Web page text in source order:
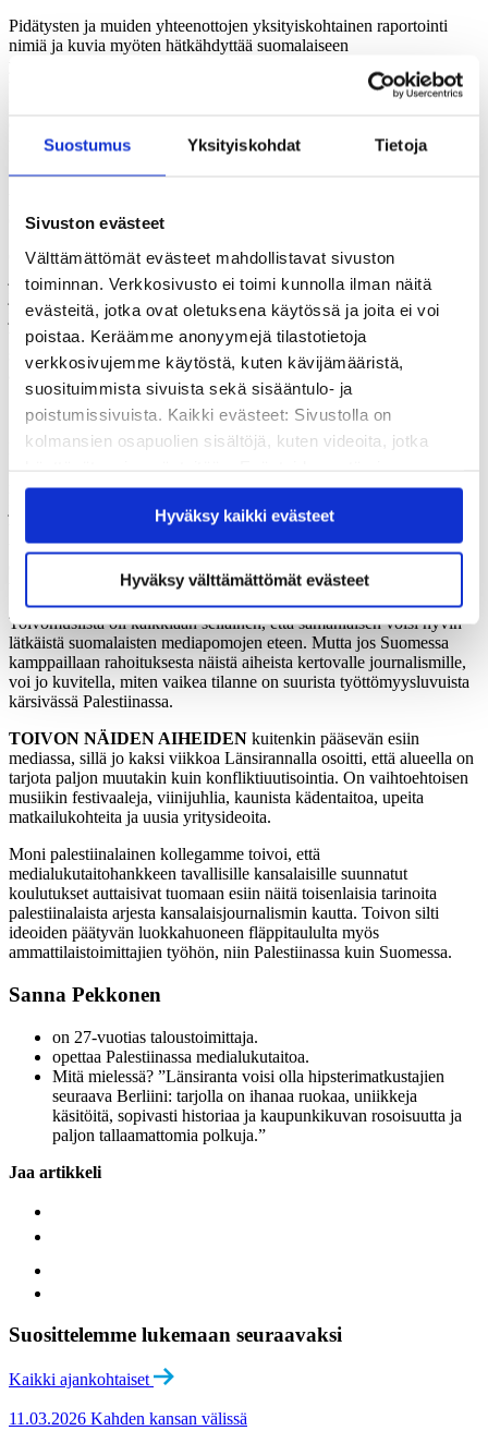
Suostumus Yksityiskohdat Tietoja
Sivuston evästeet
Välttämättömät evästeet mahdollistavat sivuston
toiminnan. Verkkosivusto ei toimi kunnolla ilman näitä
evästeitä, jotka ovat oletuksena käytössä ja joita ei voi
poistaa. Keräämme anonyymejä tilastotietoja
verkkosivujemme käytöstä, kuten kävijämääristä,
suosituimmista sivuista sekä sisääntulo- ja
poistumissivuista. Kaikki evästeet: Sivustolla on
kolmansien osapuolien sisältöjä, kuten videoita, jotka
saattaa estää näiden sisältöjen näkymisen.
Hyväksymällä kaikki evästeet varmistat, että kaikki
sisältö on käytettävissäsi.
Hyväksy kaikki evästeet
Hyväksy välttämättömät evästeet
Pidätysten ja muiden yhteenottojen yksityiskohtainen raportointi
nimiä ja kuvia myöten hätkähdyttää suomalaiseen
toimittajat ja media-ammattilaiset vastasivat ihmettelyyn ja kertoivat
pitävänsä tärkeänä esimerkiksi pidätysten ja ihmisoikeusrikkomusten
tiedettäisiin, kenestä on kyse – ja jotta kukaan ei varastaisi toisen
olisi silti muillekin uutisaiheille.
Olimme ideoineet suomalaisten vapaaehtoisten kanssa tehtävän,
jossa pyysimme palestiinalaisia toimittajia pohtimaan, millaisia
juttuja he haluaisivat nähdä lisää paikallisessa mediassa ja millaisilla
jutuilla he myisivät lehden naisille tai miehille. Etukäteen jännitin
vähän paikallisten suhtautumista tehtävänantoon, mutta tuloksena
syntyi pitkä lista aiheista laidasta laitaan ja paljon intoa uusiin
aiheisiin tarttumiseen.
Palestiinalaiset kertoivat haluavansa lisää juttuja esimerkiksi
matkailusta. Tarvetta olisi heidän mielestään myös menestystarinoille
ja lifestyle-journalismille, mutta toisaalta myös tutkivalle politiikan ja
talouden journalismille sekä tasa-arvokysymysten kriittiselle
tarkastelulle. Tehtävä herätti myös kiinnostavaa keskustelua
työmahdollisuuksista ulkomailla ja yllyttää jättämään kotimaan.
Toivomuslista oli kaikkiaan sellainen, että samanlaisen voisi hyvin
lätkäistä suomalaisten mediapomojen eteen. Mutta jos Suomessa
kamppaillaan rahoituksesta näistä aiheista kertovalle journalismille,
voi jo kuvitella, miten vaikea tilanne on suurista työttömyysluvuista
kärsivässä Palestiinassa.
TOIVON NÄIDEN AIHEIDEN kuitenkin pääsevän esiin
mediassa, sillä jo kaksi viikkoa Länsirannalla osoitti, että alueella on
tarjota paljon muutakin kuin konfliktiuutisointia. On vaihtoehtoisen
musiikin festivaaleja, viinijuhlia, kaunista kädentaitoa, upeita
matkailukohteita ja uusia yritysideoita.
Moni palestiinalainen kollegamme toivoi, että
medialukutaitohankkeen tavallisille kansalaisille suunnatut
koulutukset auttaisivat tuomaan esiin näitä toisenlaisia tarinoita
palestiinalaista arjesta kansalaisjournalismin kautta. Toivon silti
ideoiden päätyvän luokkahuoneen fläppitaululta myös
ammattilaistoimittajien työhön, niin Palestiinassa kuin Suomessa.
Sanna Pekkonen
on 27-vuotias taloustoimittaja.
opettaa Palestiinassa medialukutaitoa.
Mitä mielessä? ”Länsiranta voisi olla hipsterimatkustajien
seuraava Berliini: tarjolla on ihanaa ruokaa, uniikkeja
käsitöitä, sopivasti historiaa ja kaupunkikuvan rosoisuutta ja
paljon tallaamattomia polkuja.”
Jaa artikkeli
Suosittelemme lukemaan seuraavaksi
Kaikki ajankohtaiset
11.03.2026 Kahden kansan välissä